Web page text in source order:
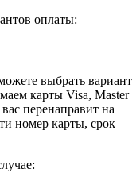
оплаты:
выбрать вариант
карты Visa, Master
перенаправит на
номер карты, срок